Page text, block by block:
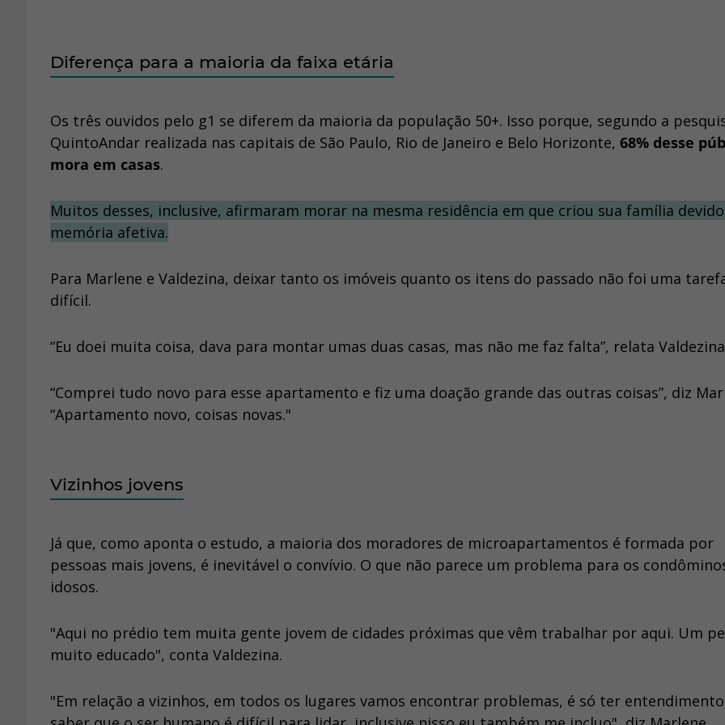
Diferença para a maioria da faixa etária
Os três ouvidos pelo g1 se diferem da maioria da população 50+. Isso porque, segundo a
QuintoAndar realizada nas capitais de São Paulo, Rio de Janeiro e Belo Horizonte, 68% desse
mora em casas.
Muitos desses, inclusive, afirmaram morar na mesma residência em que criou sua família
memória afetiva.
Para Marlene e Valdezina, deixar tanto os imóveis quanto os itens do passado não foi uma
difícil.
“Eu doei muita coisa, dava para montar umas duas casas, mas não me faz falta”, relata
“Comprei tudo novo para esse apartamento e fiz uma doação grande das outras coisas”, diz
“Apartamento novo, coisas novas."
Vizinhos jovens
Já que, como aponta o estudo, a maioria dos moradores de microapartamentos é formada por
pessoas mais jovens, é inevitável o convívio. O que não parece um problema para os
idosos.
"Aqui no prédio tem muita gente jovem de cidades próximas que vêm trabalhar por aqui. Um
muito educado", conta Valdezina.
"Em relação a vizinhos, em todos os lugares vamos encontrar problemas, é só ter